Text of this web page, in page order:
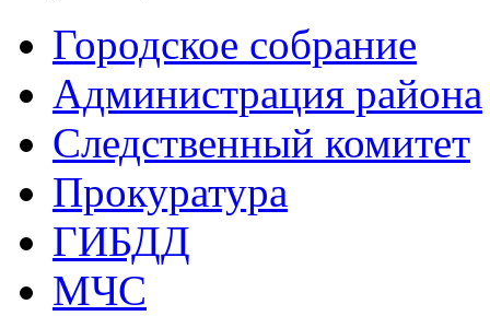
Городское собрание
Администрация района
Следственный комитет
Прокуратура
ГИБДД
МЧС